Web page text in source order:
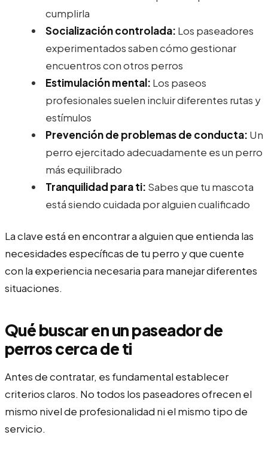
cumplirla
Socialización controlada: Los paseadores
experimentados saben cómo gestionar
encuentros con otros perros
Estimulación mental: Los paseos
profesionales suelen incluir diferentes rutas y
estímulos
Prevención de problemas de conducta: Un
perro ejercitado adecuadamente es un perro
más equilibrado
Tranquilidad para ti: Sabes que tu mascota
está siendo cuidada por alguien cualificado
La clave está en encontrar a alguien que entienda las
necesidades específicas de tu perro y que cuente
con la experiencia necesaria para manejar diferentes
situaciones.
Qué buscar en un paseador de
perros cerca de ti
Antes de contratar, es fundamental establecer
criterios claros. No todos los paseadores ofrecen el
mismo nivel de profesionalidad ni el mismo tipo de
servicio.